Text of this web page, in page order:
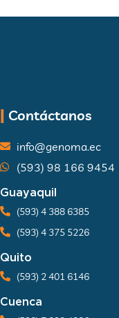
| Contáctanos
info@genoma.ec
(593) 98 166 9454
Guayaquil
(593) 4 388 6385
(593) 4 375 5226
Quito
(593) 2 401 6146
Cuenca